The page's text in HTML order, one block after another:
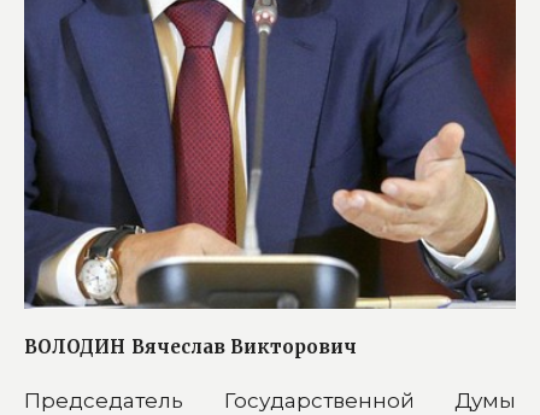
ВОЛОДИН Вячеслав Викторович
Председатель Государственной Думы